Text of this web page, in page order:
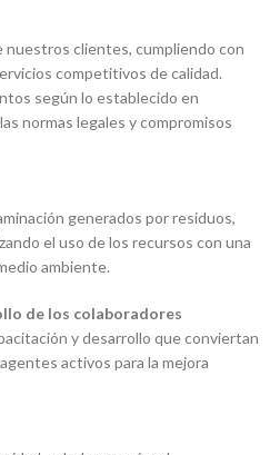
nuestros clientes, cumpliendo con
competitivos de calidad.
según lo establecido en
normas legales y compromisos
generados por residuos,
el uso de los recursos con una
ambiente.
de los colaboradores
y desarrollo que conviertan
activos para la mejora